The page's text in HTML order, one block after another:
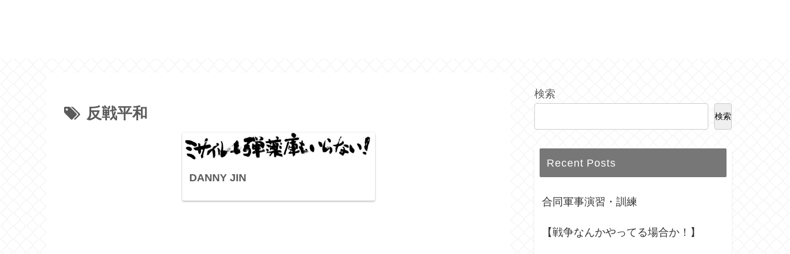
反戦平和
DANNY JIN
検索
検索
Recent Posts
合同軍事演習・訓練
【戦争なんかやってる場合か！】